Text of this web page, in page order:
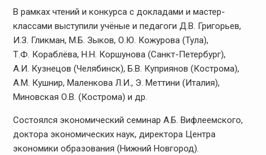
В рамках чтений и конкурса с докладами и мастер-
классами выступили учёные и педагоги Д.В. Григорьев,
И.З. Гликман, М.Б. Зыков, О.Ю. Кожурова (Тула),
Т.Ф. Кораблёва, Н.Н. Коршунова (Санкт-Петербург),
А.И. Кузнецов (Челябинск), Б.В. Куприянов (Кострома),
А.М. Кушнир, Маленкова Л.И., Э. Меттини (Италия),
Миновская О.В. (Кострома) и др.
Состоялся экономический семинар А.Б. Вифлеемского,
доктора экономических наук, директора Центра
экономики образования (Нижний Новгород).